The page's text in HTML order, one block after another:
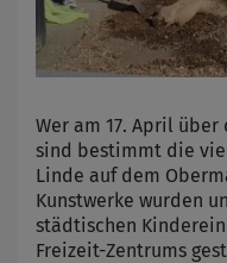
Wer am 17. April
sind bestimmt die
Linde auf dem
Kunstwerke wurden
städtischen
Freizeit-Zentrums